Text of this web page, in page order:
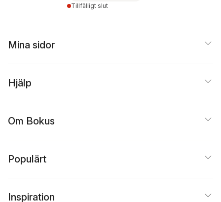
Tillfälligt slut
Mina sidor
Hjälp
Om Bokus
Populärt
Inspiration